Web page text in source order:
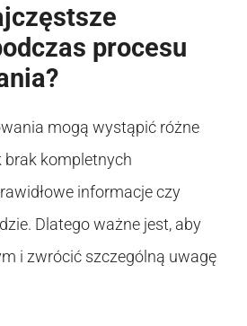
procesu
mogą wystąpić różne
brak kompletnych
informacje czy
Dlatego ważne jest, aby
i zwrócić szczególną uwagę